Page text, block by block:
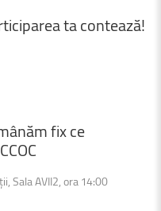
tacontează!
fixce
CCOC
Sala AVII2, ora 14:00